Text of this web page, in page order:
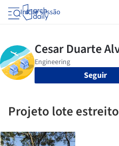
Iniciar sessão
Seguir
Projeto lote estreito